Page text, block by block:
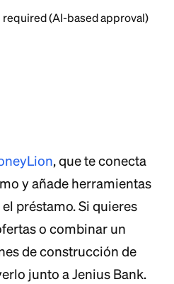
(AI-based approval)
, que te conecta
y añade herramientas
préstamo. Si quieres
o combinar un
de construcción de
junto a Jenius Bank.